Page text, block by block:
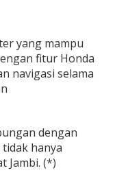
yang mampu
fitur Honda
navigasi selama
dengan
hanya
Jambi. (*)